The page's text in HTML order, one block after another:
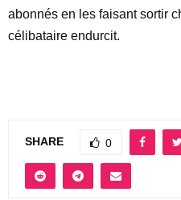
abonnés en les faisant sortir
célibataire endurcit.
SHARE 0